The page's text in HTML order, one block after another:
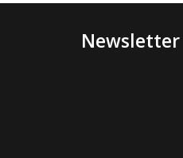
Newsletter